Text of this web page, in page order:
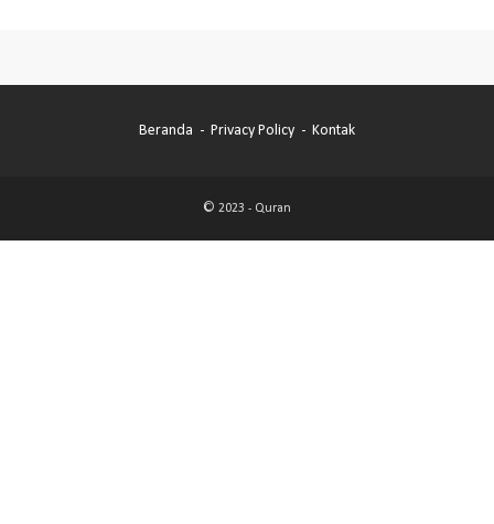
Beranda Privacy Policy Kontak
© 2023 - Quran